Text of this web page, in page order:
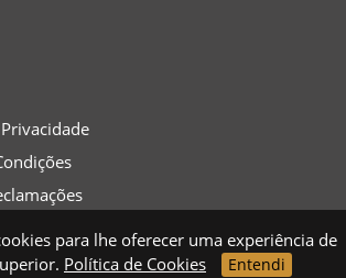
para lhe oferecer uma experiência de
Política de Cookies Entendi